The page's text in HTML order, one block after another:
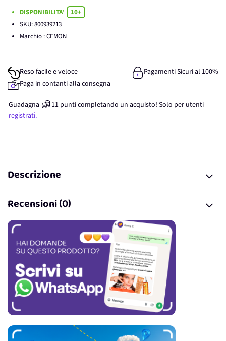
DISPONIBILITA'
10+
SKU:800939213
Marchio : CEMON
Reso facile e veloce
Pagamenti Sicuri al 100%
Paga in contanti alla consegna
Guadagna 11 punticompletando un acquisto! Solo per utenti
registrati.
Descrizione
Recensioni (0)